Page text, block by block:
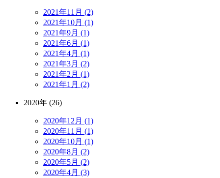
2021年11月 (2)
2021年10月 (1)
2021年9月 (1)
2021年6月 (1)
2021年4月 (1)
2021年3月 (2)
2021年2月 (1)
2021年1月 (2)
2020年 (26)
2020年12月 (1)
2020年11月 (1)
2020年10月 (1)
2020年8月 (2)
2020年5月 (2)
2020年4月 (3)